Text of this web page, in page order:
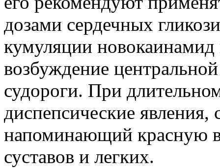
дозами сердечных
кумуляции новокаинамид
возбуждение
судороги. При
диспепсические
напоминающий красную
суставов и легких.